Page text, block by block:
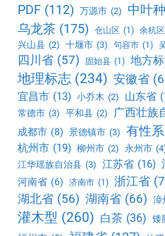
PDF (112) 万源市 (2) 中叶种
乌龙茶 (175) 仓山区 (1) 余杭区
兴山县 (2) 十堰市 (3) 句容市 (1)
四川省 (57) 固始县 (1) 地方
地理标志 (234) 安徽省
宜昌市 (13) 小乔木 (2) 山东省
常德市 (3) 平和县 (2) 广西壮族
成都市 (8) 景德镇市 (3) 有性系
杭州市 (19) 柳州市 (2) 永州市
江华瑶族自治县 (3) 江苏省 (16)
河南省 (6) 济南市 (1) 浙江省
湖北省 (56) 湖南省 (66) 漳
灌木型 (260) 白茶 (36) 矮